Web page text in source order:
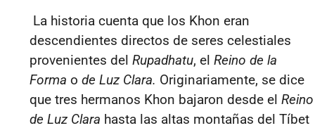
La historia cuenta que los Khon eran
descendientes directos de seres celestiales
provenientes del Rupadhatu, el Reino de la
Forma o de Luz Clara. Originariamente, se dice
que tres hermanos Khon bajaron desde el Reino
de Luz Clara hasta las altas montañas del Tíbet